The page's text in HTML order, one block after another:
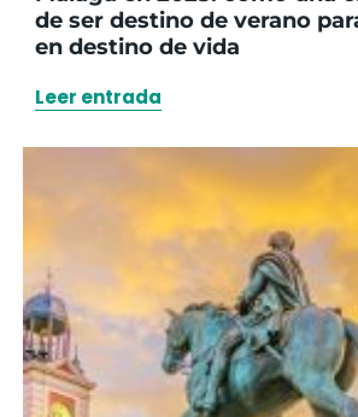
de ser destino de verano
en destino de vida
Leer entrada